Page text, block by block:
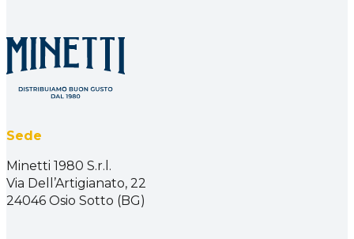
Sede
Minetti 1980 S.r.l.
Via Dell’Artigianato, 22
24046 Osio Sotto (BG)